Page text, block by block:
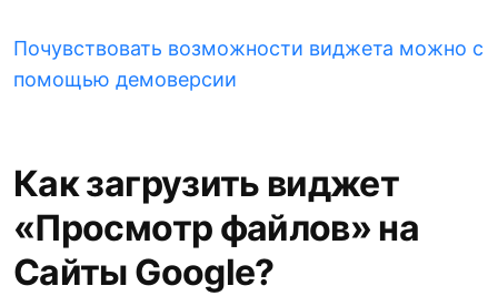
Почувствовать возможности виджета можно с
помощью демоверсии
Как загрузить виджет
«Просмотр файлов» на
Сайты Google?